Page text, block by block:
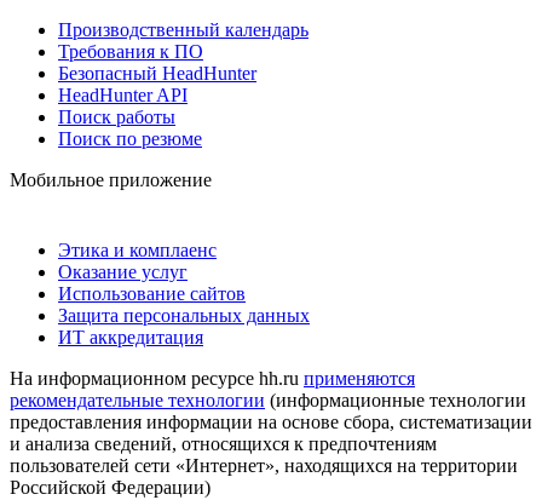
Производственный календарь
Требования к ПО
Безопасный HeadHunter
HeadHunter API
Поиск работы
Поиск по резюме
Мобильное приложение
Этика и комплаенс
Оказание услуг
Использование сайтов
Защита персональных данных
ИТ аккредитация
На информационном ресурсе hh.ru применяются
рекомендательные технологии (информационные технологии
предоставления информации на основе сбора, систематизации
и анализа сведений, относящихся к предпочтениям
пользователей сети «Интернет», находящихся на территории
Российской Федерации)